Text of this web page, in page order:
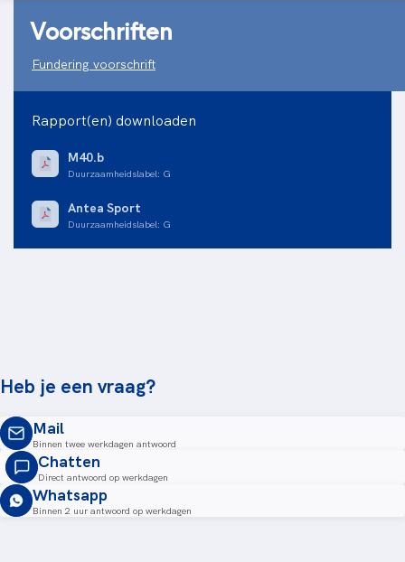
Voorschriften
Fundering voorschrift
Rapport(en) downloaden
M40.b
Duurzaamheidslabel: G
Antea Sport
Duurzaamheidslabel: G
Heb je een vraag?
Mail
Binnen twee werkdagen antwoord
Chatten
Direct antwoord op werkdagen
Whatsapp
Binnen 2 uur antwoord op werkdagen